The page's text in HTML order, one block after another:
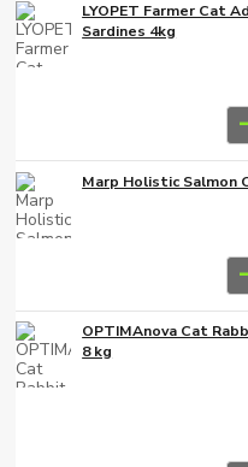
LYOPET Farmer Cat
Sardines 4kg
Marp Holistic Salmon
OPTIMAnova Cat
8 kg